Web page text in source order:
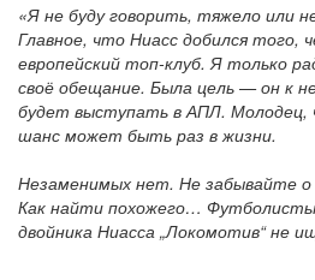
«Я не буду говорить, тяжело или
Главное, что Ниасс добился того,
европейский топ-клуб. Я только
своё обещание. Была цель — он к
будет выступать в АПЛ. Молодец,
шанс может быть раз в жизни.
Незаменимых нет. Не забывайте
Как найти похожего…
двойника Ниасса „Локомотив“ не